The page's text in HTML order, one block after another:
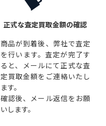
正式な査定買取金額の確認
商品が到着後、弊社で査定
を行います。査定が完了す
ると、メールにて正式な査
定買取金額をご連絡いたし
ます。
確認後、メール返信をお願
いします。